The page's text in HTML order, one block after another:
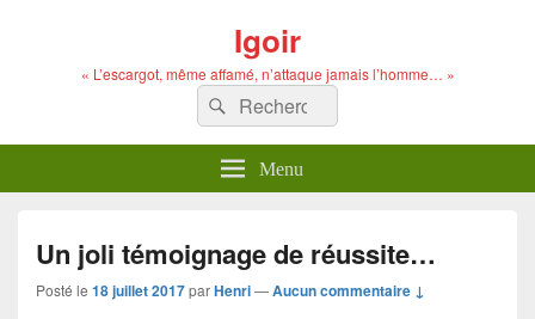
Igoir
« L’escargot, même affamé, n’attaque jamais l’homme… »
Recherche :
Rechercher
Menu
Un joli témoignage de réussite…
Posté le 18 juillet 2017parHenri—Aucun commentaire ↓